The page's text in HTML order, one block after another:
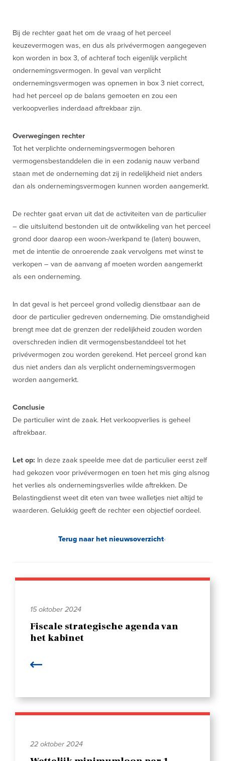
Bij de rechter gaat het om de vraag of het perceel
keuzevermogen was, en dus als privévermogen aangegeven
kon worden in box 3, of achteraf toch eigenlijk verplicht
ondernemingsvermogen. In geval van verplicht
ondernemingsvermogen was opnemen in box 3 niet correct,
had het perceel op de balans gemoeten en zou een
verkoopverlies inderdaad aftrekbaar zijn.
Overwegingen rechter
Tot het verplichte ondernemingsvermogen behoren
vermogensbestanddelen die in een zodanig nauw verband
staan met de onderneming dat zij in redelijkheid niet anders
dan als ondernemingsvermogen kunnen worden aangemerkt.
De rechter gaat ervan uit dat de activiteiten van de particulier
– die uitsluitend bestonden uit de ontwikkeling van het perceel
grond door daarop een woon-/werkpand te (laten) bouwen,
met de intentie de onroerende zaak vervolgens met winst te
verkopen – van de aanvang af moeten worden aangemerkt
als een onderneming.
In dat geval is het perceel grond volledig dienstbaar aan de
door de particulier gedreven onderneming. Die omstandigheid
brengt mee dat de grenzen der redelijkheid zouden worden
overschreden indien dit vermogensbestanddeel tot het
privévermogen zou worden gerekend. Het perceel grond kan
dus niet anders dan als verplicht ondernemingsvermogen
worden aangemerkt.
Conclusie
De particulier wint de zaak. Het verkoopverlies is geheel
aftrekbaar.
Let op: In deze zaak speelde mee dat de particulier eerst zelf
had gekozen voor privévermogen en toen het mis ging alsnog
het verlies als ondernemingsverlies wilde aftrekken. De
Belastingdienst weet dit eten van twee walletjes niet altijd te
waarderen. Gelukkig geeft de rechter een objectief oordeel.
Terug naar het nieuwsoverzicht
15 oktober 2024
Fiscale strategische agenda van
het kabinet
22 oktober 2024